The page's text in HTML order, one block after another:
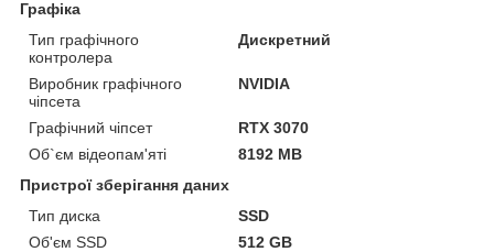
Графіка
Тип графічного
контролера
Дискретний
Виробник графічного
чіпсета
NVIDIA
Графічний чіпсет
RTX 3070
Об`єм відеопам'яті
8192 MB
Пристрої зберігання даних
Тип диска
SSD
Об'єм SSD
512 GB